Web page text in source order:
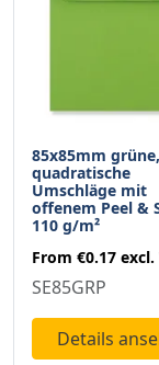
85x85mm grüne,
quadratische
Umschläge mit
offenem Peel &
110 g/m²
From €0.17 excl.
SE85GRP
Details